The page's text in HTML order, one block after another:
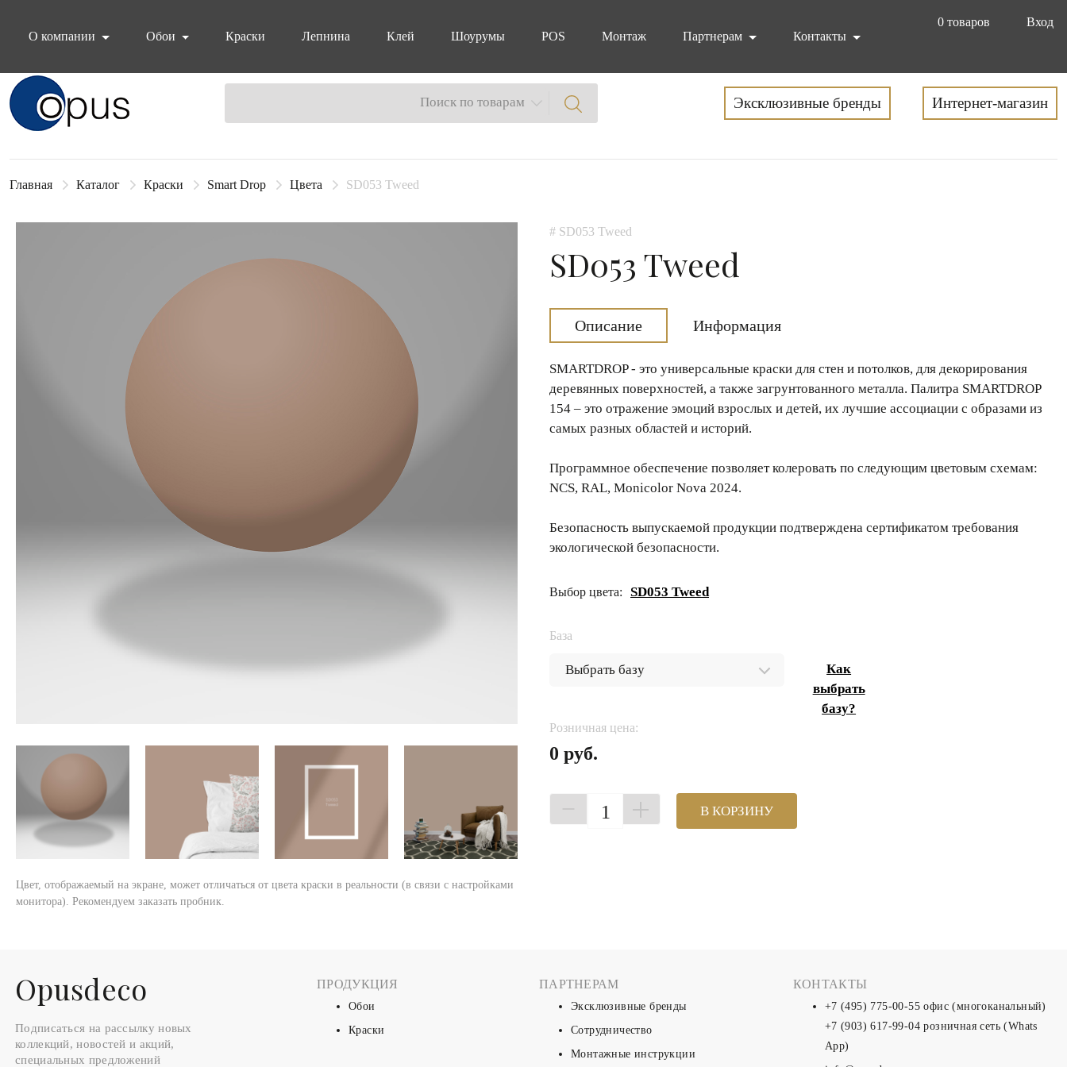
0 товаров
Вход
О компании
Обои Краски Лепнина Клей Шоурумы POS Монтаж Партнерам Контакты
Блок поиска Поиск по товарам Эксклюзивные бренды Интернет-магазин
Главная Каталог Краски Smart Drop Цвета SD053 Tweed
Цвет, отображаемый на экране, может отличаться от цвета краски в реальности (в связи с настройками
монитора). Рекомендуем заказать пробник.
# SD053 Tweed
SD053 Tweed
Описание Информация
SMARTDROP - это универсальные краски для стен и потолков, для декорирования
деревянных поверхностей, а также загрунтованного металла. Палитра SMARTDROP
154 – это отражение эмоций взрослых и детей, их лучшие ассоциации с образами из
самых разных областей и историй.
Программное обеспечение позволяет колеровать по следующим цветовым схемам:
NCS, RAL, Monicolor Nova 2024.
Безопасность выпускаемой продукции подтверждена сертификатом требования
экологической безопасности.
Выбор цвета: SD053 Tweed
База
Как
выбрать
базу?
Розничная цена:
0 руб.
1 В КОРЗИНУ
Оpusdeco
Подписаться на рассылку новых
коллекций, новостей и акций,
специальных предложений
ПРОДУКЦИЯ
Обои
Краски
ПАРТНЕРАМ
Эксклюзивные бренды
Сотрудничество
Монтажные инструкции
КОНТАКТЫ
+7 (495) 775-00-55 офис (многоканальный)
+7 (903) 617-99-04 розничная сеть (Whats
App)